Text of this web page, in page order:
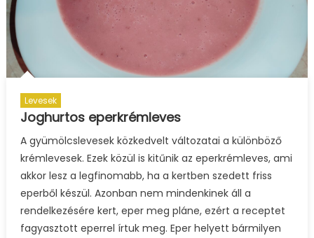
Levesek
Joghurtos eperkrémleves
A gyümölcslevesek közkedvelt változatai a különböző
krémlevesek. Ezek közül is kitűnik az eperkrémleves, ami
akkor lesz a legfinomabb, ha a kertben szedett friss
eperből készül. Azonban nem mindenkinek áll a
rendelkezésére kert, eper meg pláne, ezért a receptet
fagyasztott eperrel írtuk meg. Eper helyett bármilyen